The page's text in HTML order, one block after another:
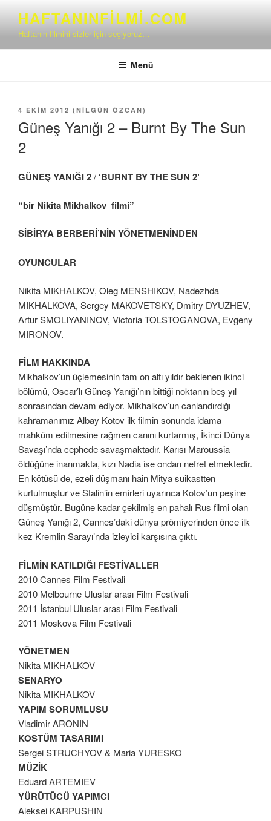
HAFTANINFILMI.COM
Haftanın filmini sizler için seçiyoruz…
Menü
YAYIM
4 EKIM 2012 ( NILGÜN ÖZCAN)
Güneş Yanığı 2 – Burnt By The Sun
2
GÜNEŞ YANIĞI 2/ ‘BURNT BY THE SUN 2’
“bir Nikita Mikhalkov filmi”
SİBİRYA BERBERİ’NİN YÖNETMENİNDEN
OYUNCULAR
Nikita MIKHALKOV, Oleg MENSHIKOV, Nadezhda
MIKHALKOVA, Sergey MAKOVETSKY, Dmitry DYUZHEV,
Artur SMOLIYANINOV, Victoria TOLSTOGANOVA, Evgeny
MIRONOV.
FİLM HAKKINDA
Mikhalkov’un üçlemesinin tam on altı yıldır beklenen ikinci
bölümü, Oscar’lı Güneş Yanığı’nın bittiği noktanın beş yıl
sonrasından devam ediyor. Mikhalkov’un canlandırdığı
kahramanımız Albay Kotov ilk filmin sonunda idama
mahkûm edilmesine rağmen canını kurtarmış, İkinci Dünya
Savaşı’nda cephede savaşmaktadır. Karısı Maroussia
öldüğüne inanmakta, kızı Nadia ise ondan nefret etmektedir.
En kötüsü de, ezeli düşmanı hain Mitya suikastten
kurtulmuştur ve Stalin’in emirleri uyarınca Kotov’un peşine
düşmüştür. Bugüne kadar çekilmiş en pahalı Rus filmi olan
Güneş Yanığı 2, Cannes’daki dünya prömiyerinden önce ilk
kez Kremlin Sarayı’nda izleyici karşısına çıktı.
FİLMİN KATILDIĞI FESTİVALLER
2010 Cannes Film Festivali
2010 Melbourne Uluslar arası Film Festivali
2011 İstanbul Uluslar arası Film Festivali
2011 Moskova Film Festivali
YÖNETMEN
Nikita MIKHALKOV
SENARYO
Nikita MIKHALKOV
YAPIM SORUMLUSU
Vladimir ARONIN
KOSTÜM TASARIMI
Sergei STRUCHYOV & Maria YURESKO
MÜZİK
Eduard ARTEMIEV
YÜRÜTÜCÜ YAPIMCI
Aleksei KARPUSHIN